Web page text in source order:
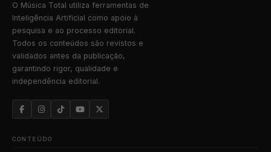
O Música Total utiliza ferramentas de
Inteligência Artificial como apoio à
pesquisa e ao processo editorial.
Todos os conteúdos são revistos e
validados antes da publicação,
garantindo rigor, qualidade e
independência editorial.
CONTEÚDO